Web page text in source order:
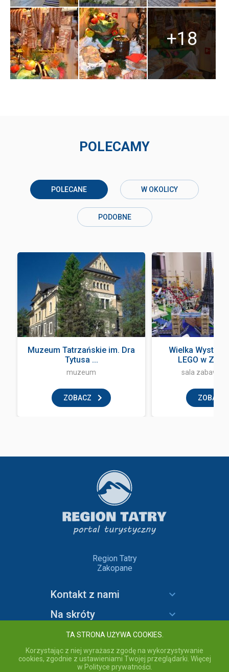
+18
POLECAMY
POLECANE W OKOLICY
PODOBNE
Muzeum Tatrzańskie im. Dra
Tytusa ...
muzeum
ZOBACZ
Wielka
LEGO w
sala zabaw
ZOBACZ
Region Tatry
Zakopane
Kontakt z nami
Na skróty
Informacje
TA STRONA UŻYWA COOKIES.
Korzystając z niej wyrażasz zgodę na wykorzystywanie
cookies, zgodnie z ustawieniami Twojej przeglądarki. Więcej
w Polityce prywatności.